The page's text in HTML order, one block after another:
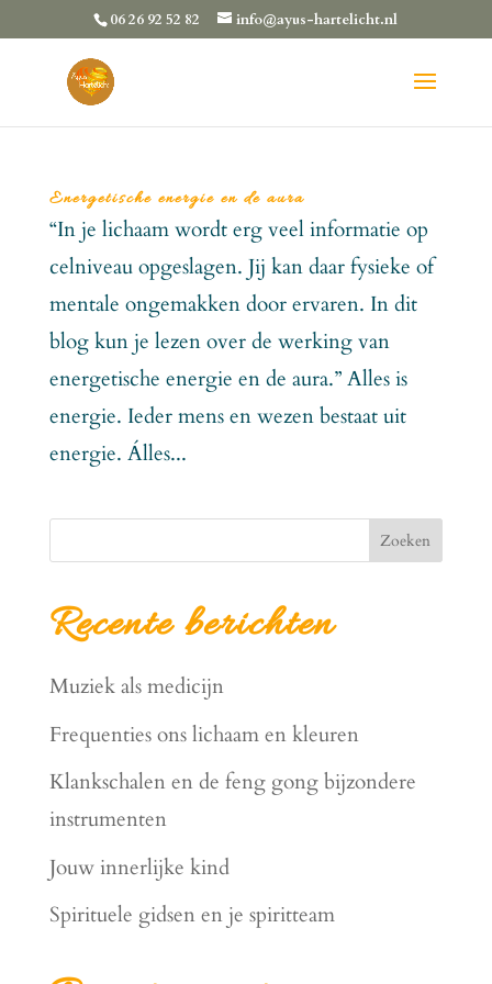
06 26 92 52 82 info@ayus-hartelicht.nl
Energetische energie en de aura
“In je lichaam wordt erg veel informatie op
celniveau opgeslagen. Jij kan daar fysieke of
mentale ongemakken door ervaren. In dit
blog kun je lezen over de werking van
energetische energie en de aura.” Alles is
energie. Ieder mens en wezen bestaat uit
energie. Álles...
Zoeken
Recente berichten
Muziek als medicijn
Frequenties ons lichaam en kleuren
Klankschalen en de feng gong bijzondere
instrumenten
Jouw innerlijke kind
Spirituele gidsen en je spiritteam